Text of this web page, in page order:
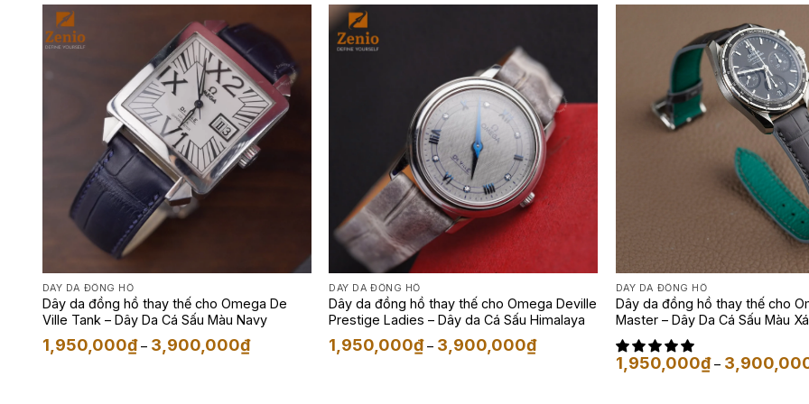
DÂY DA ĐỒNG HỒ
Dây da đồng hồ thay thế cho Omega De
Ville Tank – Dây Da Cá Sấu Màu Navy
1,950,000₫ – 3,900,000₫Khoảng
giá:
DÂY DA ĐỒNG HỒ
Dây da đồng hồ thay thế cho Omega Deville
Prestige Ladies – Dây da Cá Sấu Himalaya
1,950,000₫ – 3,900,000₫Khoảng
giá:
DÂY DA ĐỒNG HỒ
Dây da đồng hồ thay thế cho
Master – Dây Da Cá Sấu Màu
1,950,000₫ –